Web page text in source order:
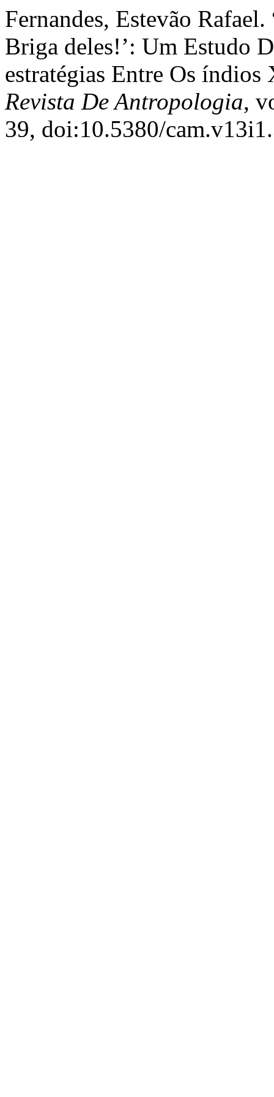
Fernandes, Estevão
Briga deles!’: Um Estudo
estratégias Entre Os
Revista De Antropologia,
39, doi:10.5380/